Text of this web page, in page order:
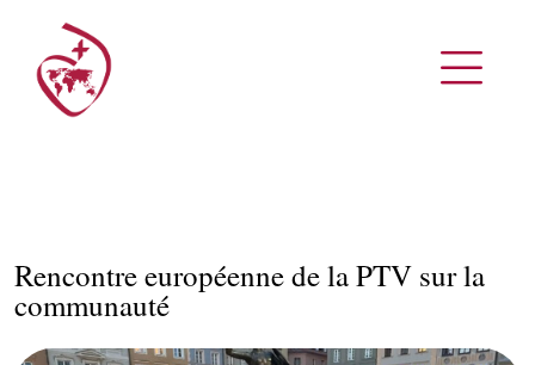
Rencontre européenne de la PTV sur la
communauté